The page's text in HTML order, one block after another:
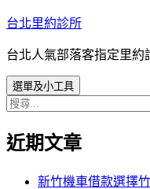
跳
主
要
內
台北里約診所
台北人氣部落客指定里
選單及小工具
搜
關
近期文章
新竹機車借款選擇